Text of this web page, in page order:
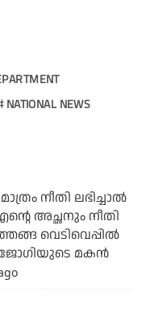
NATIONAL NEWS
നീതി ലഭിച്ചാല്‍
അച്ഛനും നീതി
വെടിവെപ്പില്‍
ജോഗിയുടെ മകന്‍